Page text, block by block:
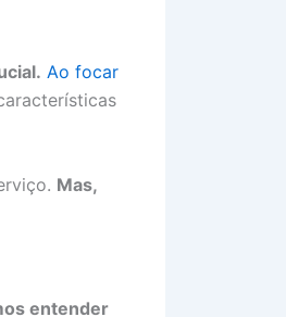
Ao focar
Mas,
entender